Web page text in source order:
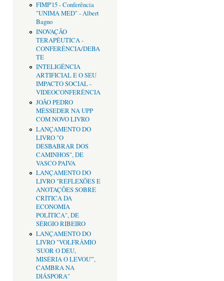
FIMP'15 - Conferência
"UNIMA MED" - Albert
Bagno
INOVAÇÃO
TERAPÊUTICA -
CONFERÊNCIA/DEBA
TE
INTELIGÊNCIA
ARTIFICIAL E O SEU
IMPACTO SOCIAL -
VIDEOCONFERÊNCIA
JOÃO PEDRO
MÉSSEDER NA UPP
COM NOVO LIVRO
LANÇAMENTO DO
LIVRO "O
DESBABRAR DOS
CAMINHOS", DE
VASCO PAIVA
LANÇAMENTO DO
LIVRO "REFLEXÕES E
ANOTAÇÕES SOBRE
CRÌTICA DA
ECONOMIA
POLÍTICA", DE
SÉRGIO RIBEIRO
LANÇAMENTO DO
LIVRO "VOLFRÂMIO
'SUOR O DEU,
MISÉRIA O LEVOU'",
CAMBRA NA
DIÁSPORA"